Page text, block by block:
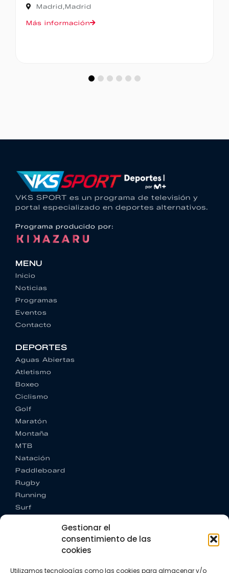
Gestionar el
consentimiento de las
cookies
Utilizamos tecnologías como las cookies para almacenar y/o
Madrid,Madrid
Más información
VKS SPORT es un programa de televisión y
portal especializado en deportes alternativos.
Programa producido por:
MENU
Inicio
Noticias
Programas
Eventos
Contacto
DEPORTES
Aguas Abiertas
Atletismo
Boxeo
Ciclismo
Golf
Maratón
Montaña
MTB
Natación
Paddleboard
Rugby
Running
Surf
CONTACTO